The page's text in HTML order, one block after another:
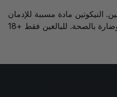
النيكوتين مادة مسببة للإدمان